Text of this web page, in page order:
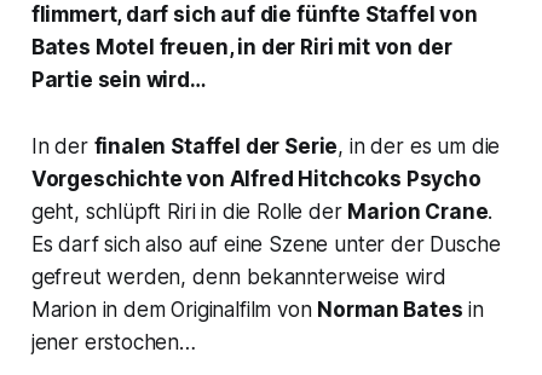
flimmert, darf sich auf die fünfte Staffel von
Bates Motel freuen, in der Riri mit von der
Partie sein wird…
In der finalen Staffel der Serie, in der es um die
Vorgeschichte von Alfred Hitchcoks Psycho
geht, schlüpft Riri in die Rolle der Marion Crane.
Es darf sich also auf eine Szene unter der Dusche
gefreut werden, denn bekannterweise wird
Marion in dem Originalfilm von Norman Bates in
jener erstochen…